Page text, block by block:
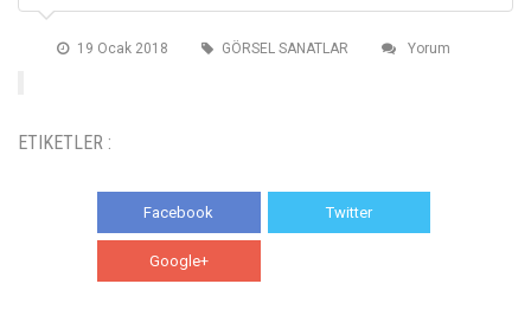
19 Ocak 2018 GÖRSEL SANATLAR Yorum
ETIKETLER :
Facebook Twitter
Google+